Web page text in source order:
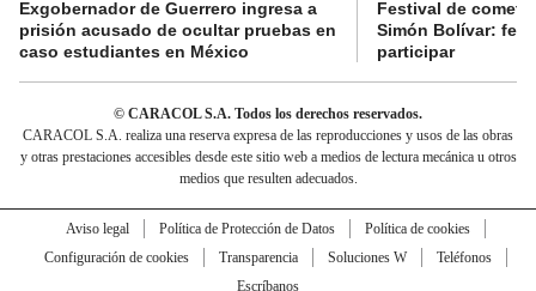
Exgobernador de Guerrero ingresa a
prisión acusado de ocultar pruebas en
caso estudiantes en México
Festival de
Simón Bolívar:
participar
© CARACOL S.A. Todos los derechos reservados.
CARACOL S.A. realiza una reserva expresa de las reproducciones y usos de las obras
y otras prestaciones accesibles desde este sitio web a medios de lectura mecánica u otros
medios que resulten adecuados.
Aviso legal Política de Protección de Datos
Política de cookies
Configuración de cookies
Transparencia Soluciones W
Teléfonos
Escríbanos